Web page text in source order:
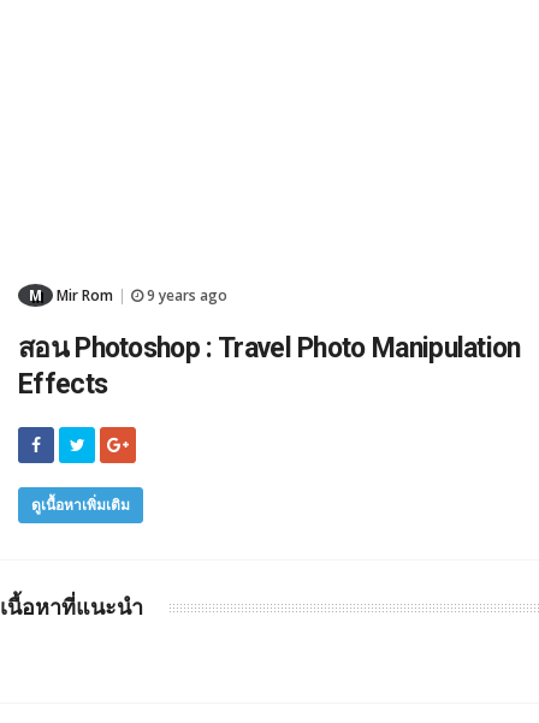
M Mir Rom 9 years ago
สอน Photoshop : Travel Photo Manipulation
Effects
ดูเนื้อหาเพิ่มเติม
เนื้อหาที่แนะนำ